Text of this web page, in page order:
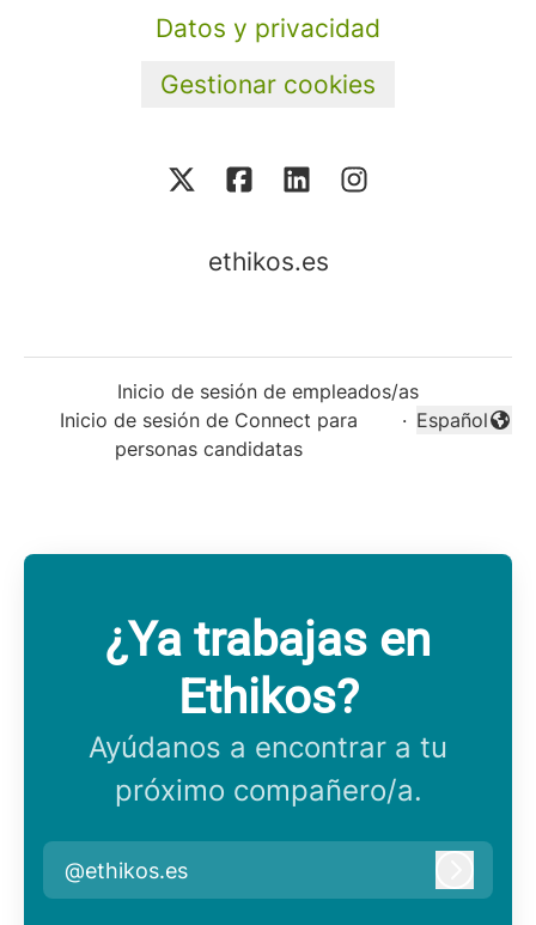
Datos y privacidad
Gestionar cookies
ethikos.es
Inicio de sesión de empleados/as
Inicio de sesión de Connect para
personas candidatas
·
Cambiar
Español
¿Ya trabajas en
Ethikos?
Ayúdanos a encontrar a tu
próximo compañero/a.
@ethikos.es